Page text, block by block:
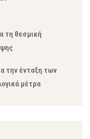
τη θεσμική
την ένταξη των
μέτρα